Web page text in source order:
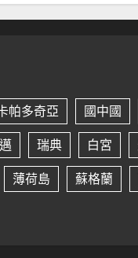
帕多奇亞 國中國
瑞典 白宮
薄荷島 蘇格蘭